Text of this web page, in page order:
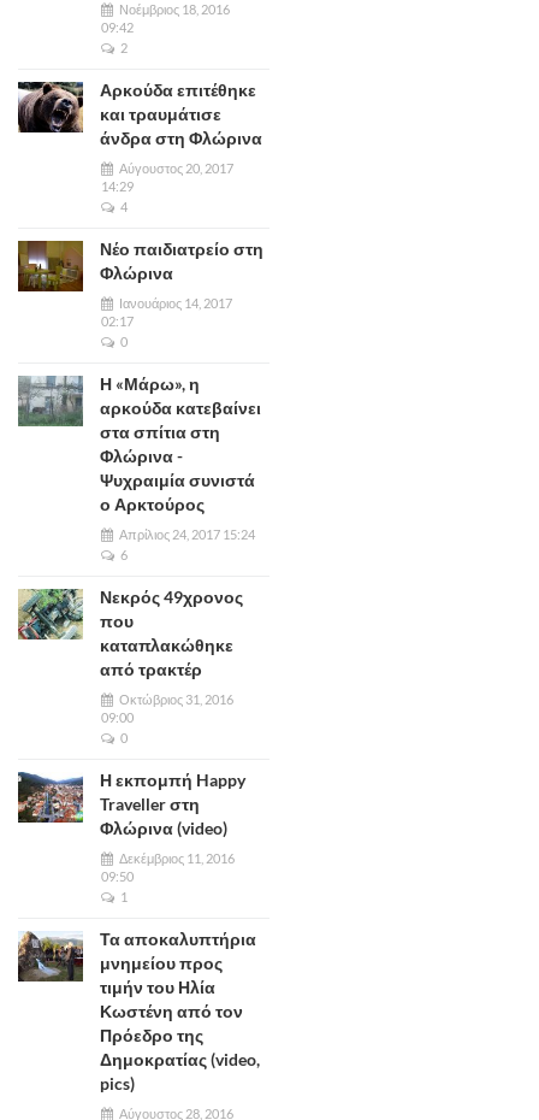
Νοέμβριος 18, 2016
09:42
2
Αρκούδα επιτέθηκε
και τραυμάτισε
άνδρα στη Φλώρινα
Αύγουστος 20, 2017
14:29
4
Νέο παιδιατρείο στη
Φλώρινα
Ιανουάριος 14, 2017
02:17
0
Η «Μάρω», η
αρκούδα κατεβαίνει
στα σπίτια στη
Φλώρινα -
Ψυχραιμία συνιστά
ο Αρκτούρος
Απρίλιος 24, 2017 15:24
6
Νεκρός 49χρονος
που
καταπλακώθηκε
από τρακτέρ
Οκτώβριος 31, 2016
09:00
0
Η εκπομπή Happy
Traveller στη
Φλώρινα (video)
Δεκέμβριος 11, 2016
09:50
1
Τα αποκαλυπτήρια
μνημείου προς
τιμήν του Ηλία
Κωστένη από τον
Πρόεδρο της
Δημοκρατίας (video,
pics)
Αύγουστος 28, 2016